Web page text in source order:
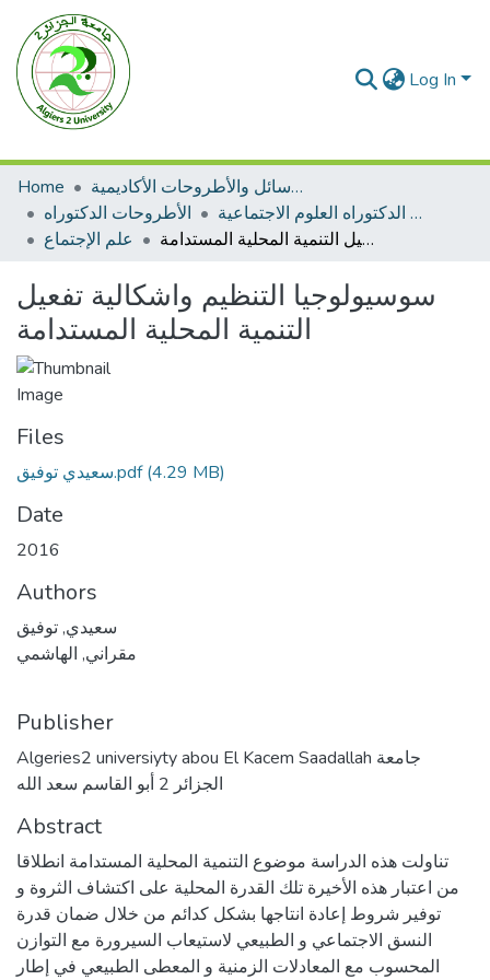
Log In
Home
الرسائل والأطروحات الأكاديمية
الأطروحات الدكتوراه
الأطروحات الدكتوراه العلوم الاجتماعية
علم الإجتماع
سوسيولوجيا التنظيم واشكالية تفعيل التنمية المحلية المستدامة
سوسيولوجيا التنظيم واشكالية تفعيل
التنمية المحلية المستدامة
Files
سعيدي توفيق.pdf(4.29 MB)
Date
2016
Authors
سعيدي, توفيق
مقراني, الهاشمي
Publisher
Algeries2 universiyty abou El Kacem Saadallah جامعة
الجزائر 2 أبو القاسم سعد الله
Abstract
تناولت هذه الدراسة موضوع التنمية المحلية المستدامة انطلاقا
من اعتبار هذه الأخيرة تلك القدرة المحلية على اكتشاف الثروة و
توفير شروط إعادة انتاجها بشكل كدائم من خلال ضمان قدرة
النسق الاجتماعي و الطبيعي لاستيعاب السيرورة مع التوازن
المحسوب مع المعادلات الزمنية و المعطى الطبيعي في إطار